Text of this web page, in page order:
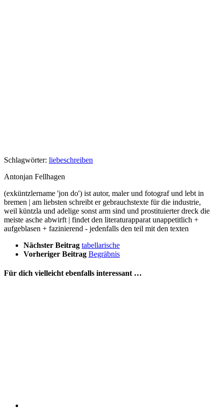
Schlagwörter: liebeschreiben
Antonjan Fellhagen
(exküntzlername 'jon do') ist autor, maler und fotograf und lebt in
bremen | am liebsten schreibt er gebrauchstexte für die industrie,
weil küntzla und adelige sonst arm sind und prostituierter dreck die
meiste asche abwirft | findet den literaturapparat unappetitlich +
aufgeblasen + fazinierend - jedenfalls den teil mit den texten
Nächster Beitrag tabellarische
Vorheriger Beitrag Begräbnis
Für dich vielleicht ebenfalls interessant …